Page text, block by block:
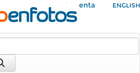
Mi Cuenta ENGLISH